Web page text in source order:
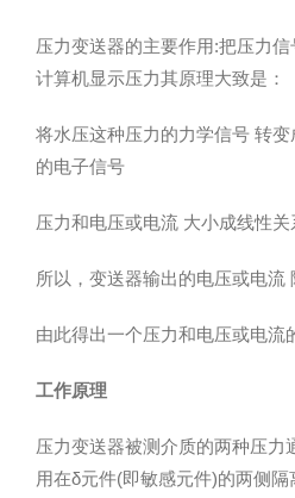
压力变送器的主要作用:把压力
计算机显示压力其原理大致是：
将水压这种压力的力学信号 转
的电子信号
压力和电压或电流 大小成线性
所以，变送器输出的电压或电流
由此得出一个压力和电压或电流
工作原理
压力变送器被测介质的两种压力
用在δ元件(即敏感元件)的两侧